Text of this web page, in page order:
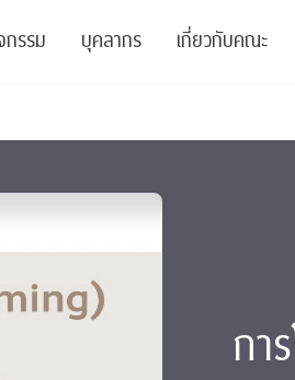
ริญญาโทและ
ก
ติ
จิต
ระสิทธิภาพองค์กร
กรรม
และบรรยายพิเศษ
ารอบรม
งงาน
บุคลากร
เจ้าหน้าที่
นักวิจัยหลังปริญญาเอก
เกี่ยวกับคณะ
รายงานป
กา